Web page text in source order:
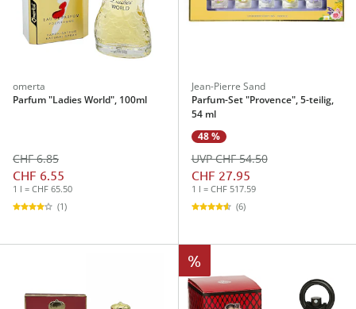
omerta
Parfum "Ladies World", 100ml
CHF 6.85
CHF 6.55
1 l = CHF 65.50
(1)
Jean-Pierre Sand
Parfum-Set "Provence", 5-teilig,
54 ml
48 %
CHF 27.95
UVP CHF 54.50
1 l = CHF 517.59
(6)
%